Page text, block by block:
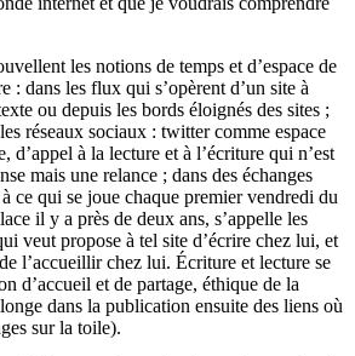
les notions de temps et d’espace de
: dans les flux qui s’opèrent d’un site à
ou depuis les bords éloignés des sites ;
réseaux sociaux : twitter comme espace
d’appel à la lecture et à l’écriture qui n’est
mais une relance ; dans des échanges
ce qui se joue chaque premier vendredi du
il y a près de deux ans, s’appelle les
veut propose à tel site d’écrire chez lui, et
l’accueillir chez lui. Écriture et lecture se
d’accueil et de partage, éthique de la
dans la publication ensuite des liens où
sur la toile).